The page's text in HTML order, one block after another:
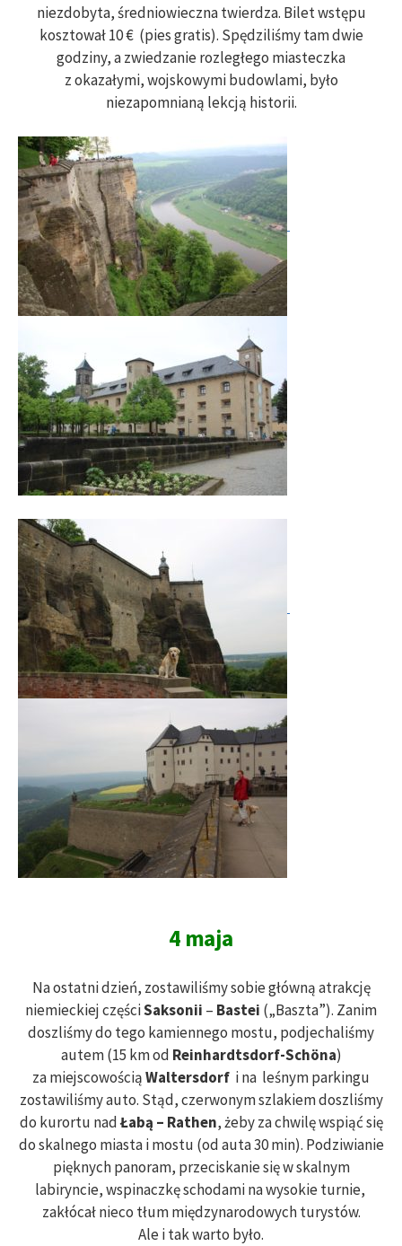
niezdobyta, średniowieczna twierdza. Bilet wstępu
kosztował 10 € (pies gratis). Spędziliśmy tam dwie
godziny, a zwiedzanie rozległego miasteczka
z okazałymi, wojskowymi budowlami, było
niezapomnianą lekcją historii.
4 maja
Na ostatni dzień, zostawiliśmy sobie główną atrakcję
niemieckiej częściSaksonii – Bastei („Baszta”). Zanim
doszliśmy do tego kamiennego mostu, podjechaliśmy
autem (15 km od Reinhardtsdorf-Schöna)
za miejscowościąWaltersdorf i na leśnym parkingu
zostawiliśmy auto. Stąd, czerwonym szlakiem doszliśmy
do kurortu nadŁabą – Rathen, żeby za chwilę wspiąć się
do skalnego miasta i mostu (od auta 30 min). Podziwianie
pięknych panoram, przeciskanie się w skalnym
labiryncie, wspinaczkę schodami na wysokie turnie,
zakłócał nieco tłum międzynarodowych turystów.
Ale i tak warto było.